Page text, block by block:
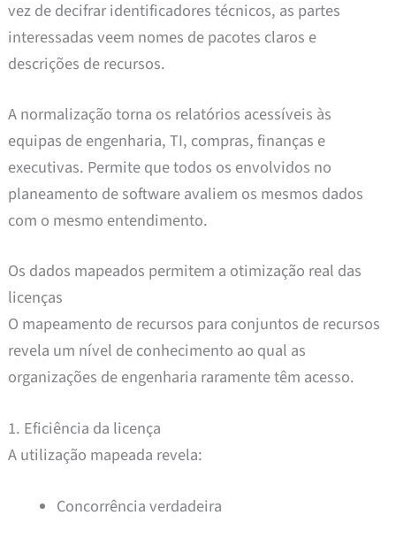
vez de decifrar identificadores técnicos, as partes
interessadas veem nomes de pacotes claros e
descrições de recursos.
A normalização torna os relatórios acessíveis às
equipas de engenharia, TI, compras, finanças e
executivas. Permite que todos os envolvidos no
planeamento de software avaliem os mesmos dados
com o mesmo entendimento.
Os dados mapeados permitem a otimização real das
licenças
O mapeamento de recursos para conjuntos de recursos
revela um nível de conhecimento ao qual as
organizações de engenharia raramente têm acesso.
1. Eficiência da licença
A utilização mapeada revela:
Concorrência verdadeira